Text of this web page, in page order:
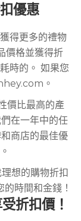
優惠
得更多的禮物
價格並獲得折
時的。 如果您
。
價比最高的產
在一年中的任
商店的最佳優
想的購物折扣
時間和金錢！
折扣價！